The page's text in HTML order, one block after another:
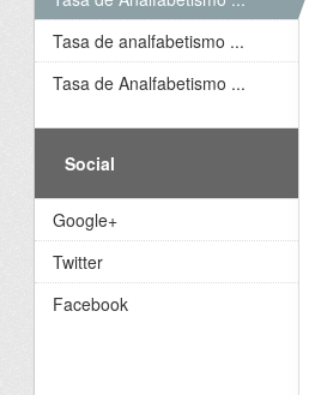
Tasa de analfabetismo ...
Tasa de Analfabetismo ...
Social
Google+
Twitter
Facebook